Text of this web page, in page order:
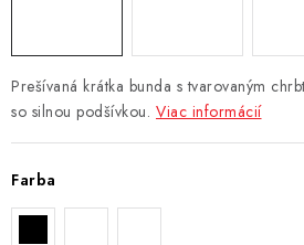
Prešívaná krátka bunda s tvarovaným
so silnou podšívkou. Viac informácií
Farba